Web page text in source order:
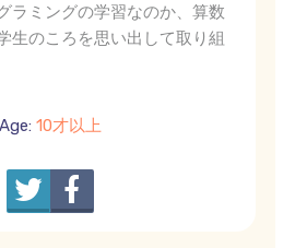
ラミングの学習なのか、算数
生のころを思い出して取り組
Age: 10才以上